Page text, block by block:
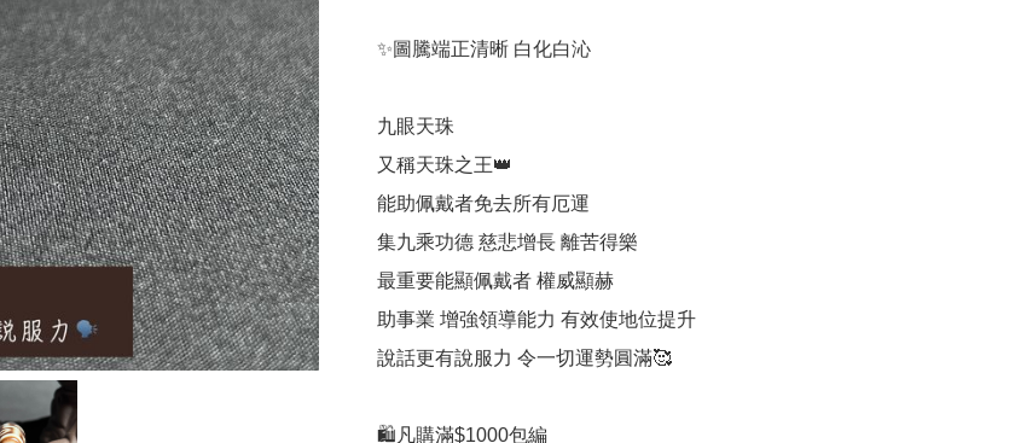
✨圖騰端正清晰 白化白沁
九眼天珠
又稱天珠之王👑
能助佩戴者免去所有厄運
集九乘功德 慈悲增長 離苦得樂
最重要能顯佩戴者 權威顯赫
助事業 增強領導能力 有效使地位提升
說話更有說服力 令一切運勢圓滿🥰
🛍凡購滿$1000包編